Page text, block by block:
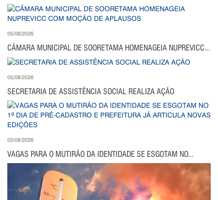
05/08/2026
CÂMARA MUNICIPAL DE SOORETAMA HOMENAGEIA NUPREVICC...
05/08/2026
SECRETARIA DE ASSISTÊNCIA SOCIAL REALIZA AÇÃO
03/08/2026
VAGAS PARA O MUTIRÃO DA IDENTIDADE SE ESGOTAM NO...